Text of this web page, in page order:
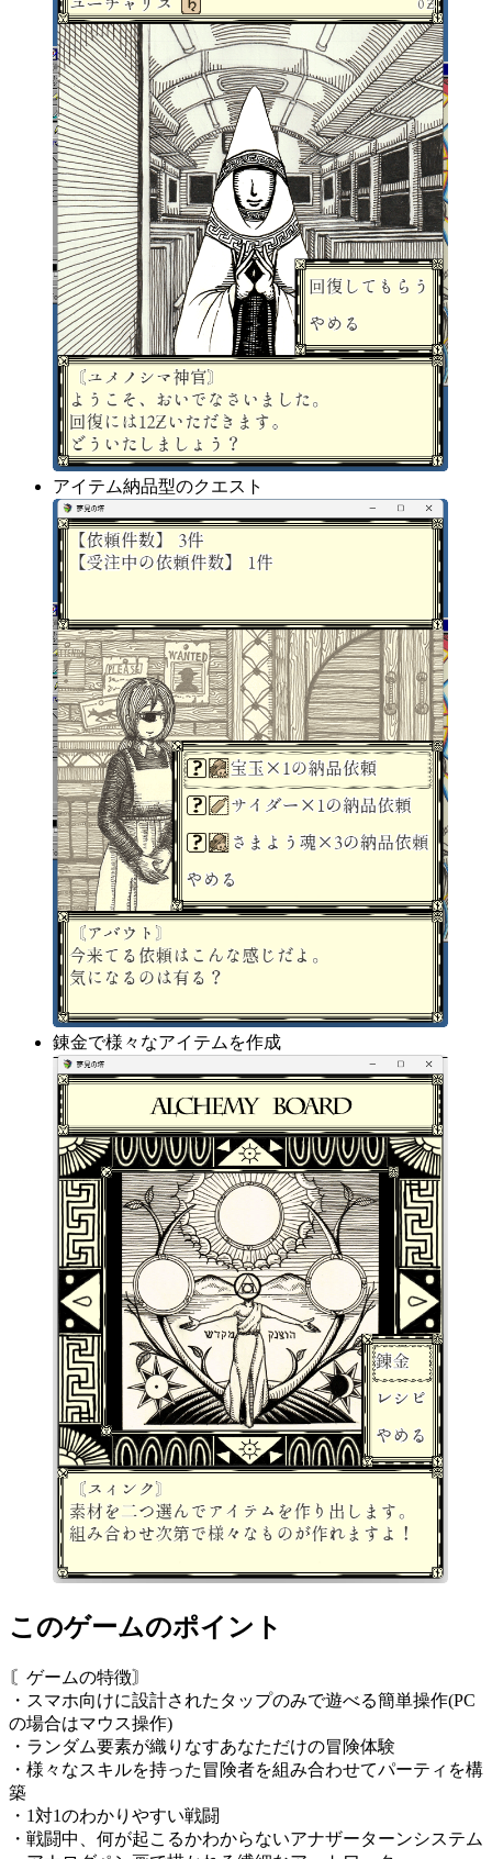
アイテム納品型のクエスト
錬金で様々なアイテムを作成
このゲームのポイント
〘ゲームの特徴〙
・スマホ向けに設計されたタップのみで遊べる簡単操作(PC
の場合はマウス操作)
・ランダム要素が織りなすあなただけの冒険体験
・様々なスキルを持った冒険者を組み合わせてパーティを構
築
・1対1のわかりやすい戦闘
・戦闘中、何が起こるかわからないアナザーターンシステム